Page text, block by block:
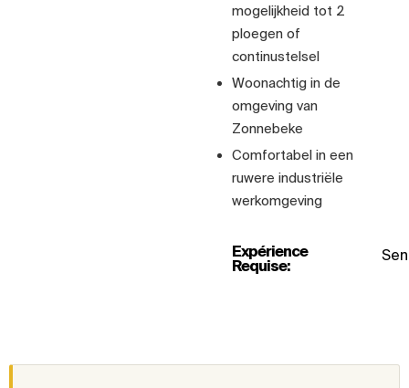
mogelijkheid tot 2
ploegen of
continustelsel
Woonachtig in de
omgeving van
Zonnebeke
Comfortabel in een
ruwere industriële
werkomgeving
Expérience
Requise: